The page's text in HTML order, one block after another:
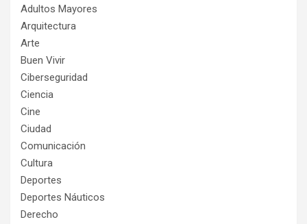
Adultos Mayores
Arquitectura
Arte
Buen Vivir
Ciberseguridad
Ciencia
Cine
Ciudad
Comunicación
Cultura
Deportes
Deportes Náuticos
Derecho